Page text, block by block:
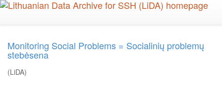
Skip
Monitoring Social Problems = Socialinių problemų
stebėsena
(LiDA)